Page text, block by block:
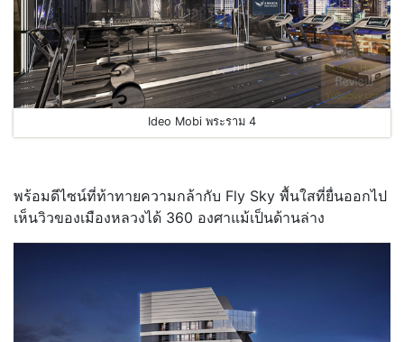
Ideo Mobi พระราม 4
พร้อมดีไซน์ที่ท้าทายความกล้ากับ Fly Sky พื้นใสที่ยื่นออกไป
เห็นวิวของเมืองหลวงได้ 360 องศาแม้เป็นด้านล่าง